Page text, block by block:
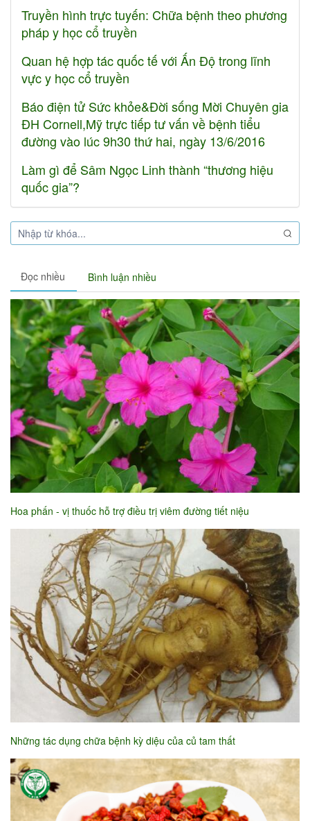
Truyền hình trực tuyến: Chữa bệnh theo phương
pháp y học cổ truyền
Quan hệ hợp tác quốc tế với Ấn Độ trong lĩnh
vực y học cổ truyền
Báo điện tử Sức khỏe&Đời sống Mời Chuyên gia
ĐH Cornell,Mỹ trực tiếp tư vấn về bệnh tiểu
đường vào lúc 9h30 thứ hai, ngày 13/6/2016
Làm gì để Sâm Ngọc Linh thành “thương hiệu
quốc gia”?
Đọc nhiều Bình luận nhiều
Hoa phấn - vị thuốc hỗ trợ điều trị viêm đường tiết niệu
Những tác dụng chữa bệnh kỳ diệu của củ tam thất